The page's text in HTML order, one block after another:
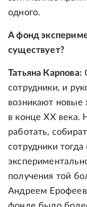
одного.
А фонд
существует?
Татьяна Карпова:
сотрудники, и
возникают новые
в конце ХХ века.
работать,
сотрудники
получения той
Андреем